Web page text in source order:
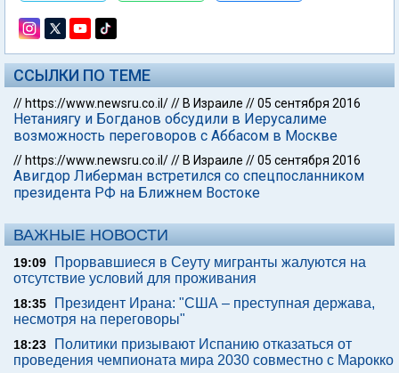
ССЫЛКИ ПО ТЕМЕ
// https://www.newsru.co.il/// В Израиле //05 сентября 2016
Нетаниягу и Богданов обсудили в Иерусалиме
возможность переговоров с Аббасом в Москве
// https://www.newsru.co.il/// В Израиле //05 сентября 2016
Авигдор Либерман встретился со спецпосланником
президента РФ на Ближнем Востоке
ВАЖНЫЕ НОВОСТИ
19:09
Прорвавшиеся в Сеуту мигранты жалуются на
отсутствие условий для проживания
18:35
Президент Ирана: "США – преступная держава,
несмотря на переговоры"
18:23
Политики призывают Испанию отказаться от
проведения чемпионата мира 2030 совместно с Марокко